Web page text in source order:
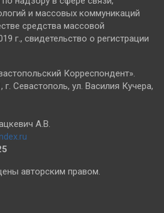
и массовых коммуникаций
средства массовой
г., свидетельство о регистрации
Корреспондент».
г. Севастополь, ул. Василия Кучера,
А.В.
авторским правом.